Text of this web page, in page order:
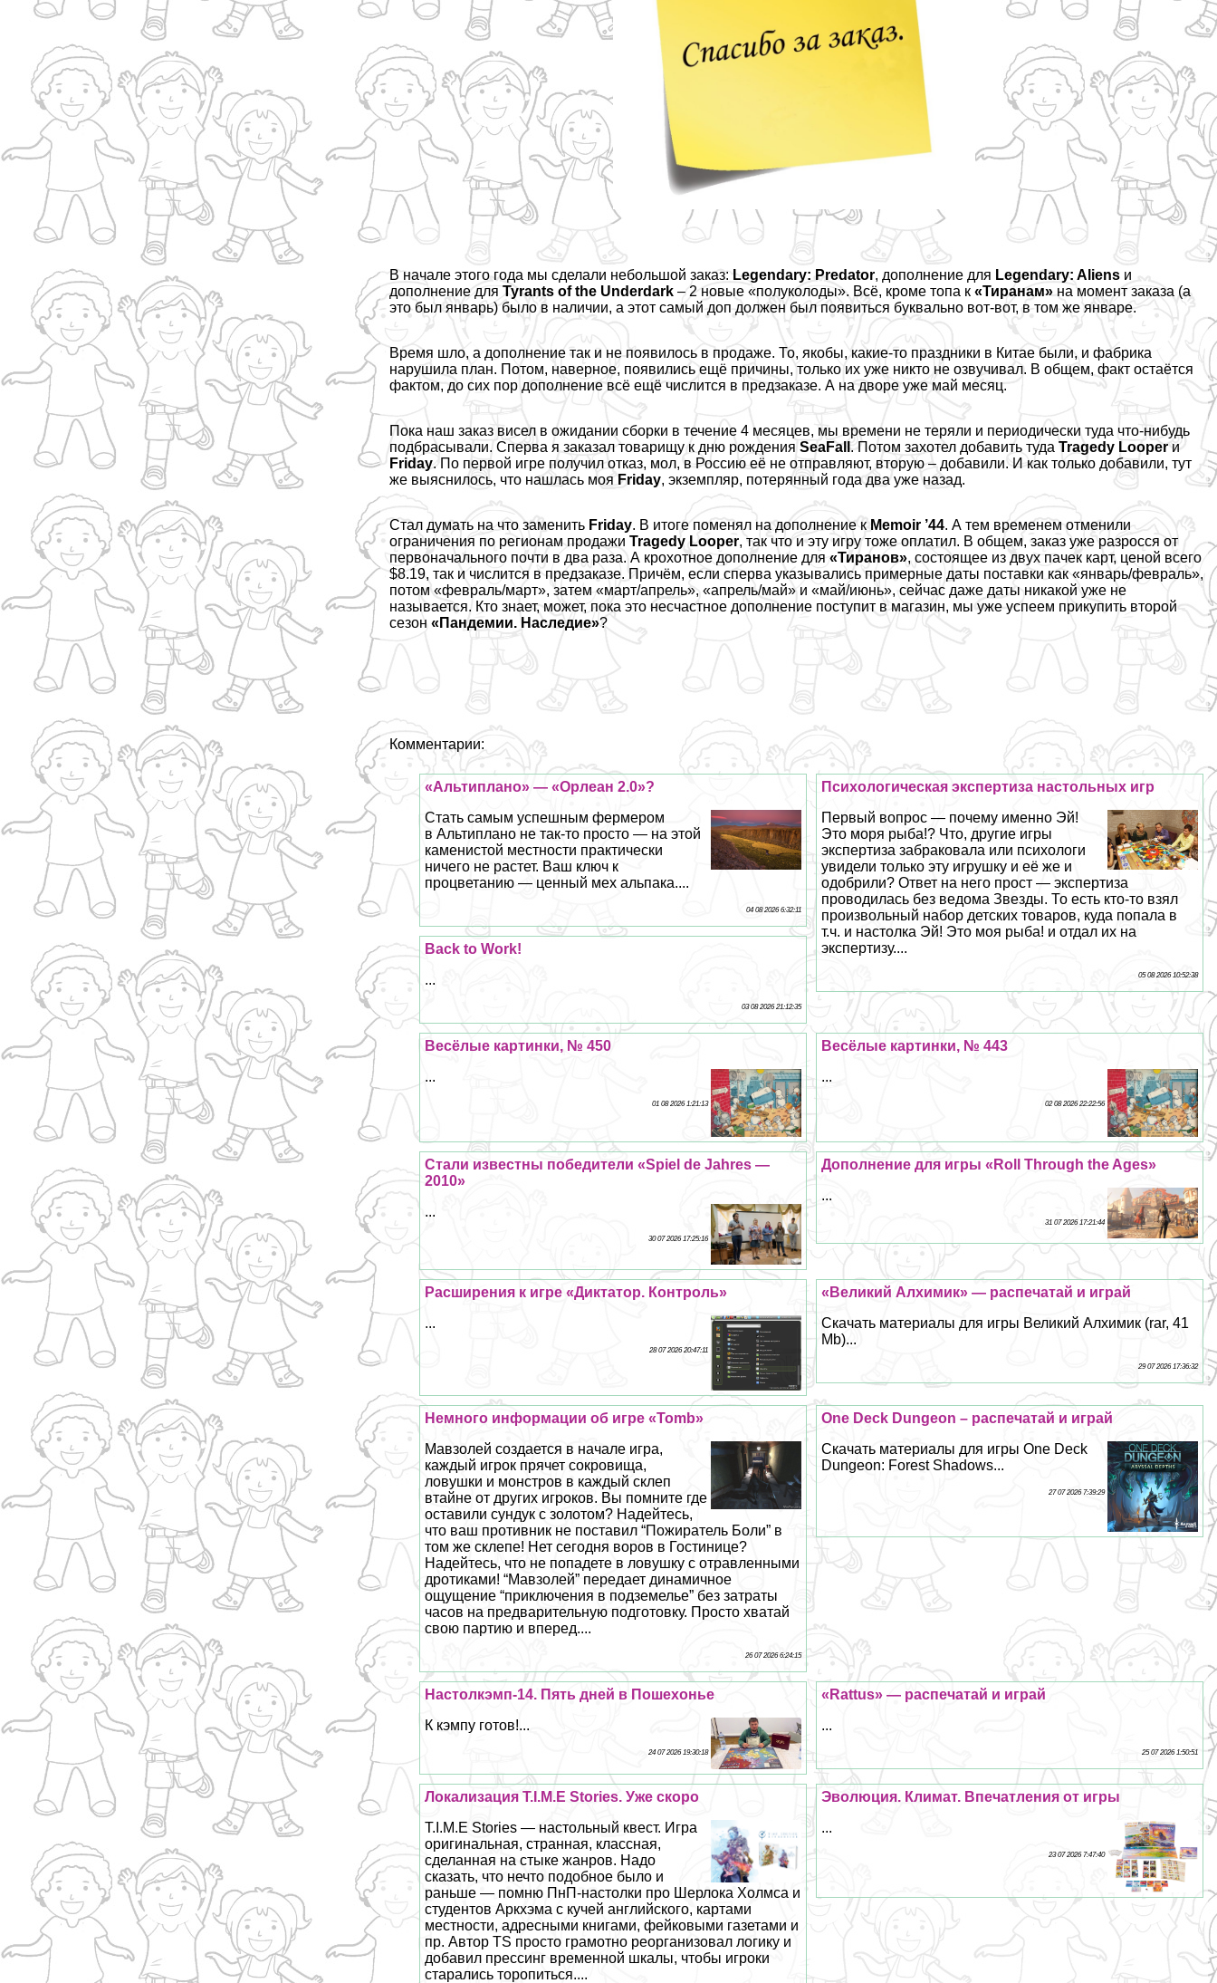
В начале этого года мы сделали небольшой заказ: Legendary: Predator, дополнение для Legendary: Aliens и
дополнение дляTyrants of the Underdark – 2 новые «полуколоды». Всё, кроме топа к«Тиранам» на момент заказа (а
это был январь) было в наличии, а этот самый доп должен был появиться буквально вот-вот, в том же январе.
Время шло, а дополнение так и не появилось в продаже. То, якобы, какие-то праздники в Китае были, и фабрика
нарушила план. Потом, наверное, появились ещё причины, только их уже никто не озвучивал. В общем, факт остаётся
фактом, до сих пор дополнение всё ещё числится в предзаказе. А на дворе уже май месяц.
Пока наш заказ висел в ожидании сборки в течение 4 месяцев, мы времени не теряли и периодически туда что-нибудь
подбрасывали. Сперва я заказал товарищу к дню рожденияSeaFall . Потом захотел добавить тудаTragedy Looperи
Friday. По первой игре получил отказ, мол, в Россию её не отправляют, вторую – добавили. И как только добавили, тут
же выяснилось, что нашлась моя Friday, экземпляр, потерянный года два уже назад.
Стал думать на что заменить Friday. В итоге поменял на дополнение кMemoir ’44. А тем временем отменили
ограничения по регионам продажиTragedy Looper, так что и эту игру тоже оплатил. В общем, заказ уже разросся от
первоначального почти в два раза. А крохотное дополнение для«Тиранов», состоящее из двух пачек карт, ценой всего
$8.19, так и числится в предзаказе. Причём, если сперва указывались примерные даты поставки как «январь/февраль»,
потом «февраль/март», затем «март/апрель», «апрель/май» и «май/июнь», сейчас даже даты никакой уже не
называется. Кто знает, может, пока это несчастное дополнение поступит в магазин, мы уже успеем прикупить второй
сезон«Пандемии. Наследие»?
Комментарии:
Психологическая экспертиза настольных игр
Первый вопрос — почему именно Эй!
Это моря рыба!? Что, другие игры
экспертиза забpaковала или психологи
увидели только эту игрушку и её же и
одобрили? Ответ на него прост — экспертиза
проводилась без ведома Звезды. То есть кто-то взял
произвольный набор детских товаров, куда попала в
т.ч. и настолка Эй! Это моя рыба! и отдал их на
экспертизу....
05 08 2026 10:52:38
«Альтиплано» — «Орлеан 2.0»?
Стать самым успешным фермером
в Альтиплано не так-то просто — на этой
каменистой местности пpaктически
ничего не растет. Ваш ключ к
процветанию — ценный мех альпака....
04 08 2026 6:32:11
Back to Work!
...
03 08 2026 21:12:35
Весёлые картинки, № 443
...
02 08 2026 22:22:56
Весёлые картинки, № 450
...
01 08 2026 1:21:13
Дополнение для игры «Roll Through the Ages»
...
31 07 2026 17:21:44
Стали известны победители «Spiel de Jahres —
2010»
...
30 07 2026 17:25:16
«Великий Алхимик» — распечатай и играй
Скачать материалы для игры Великий Алхимик (rar, 41
Mb)...
29 07 2026 17:36:32
Расширения к игре «Диктатор. Контроль»
...
28 07 2026 20:47:11
One Deck Dungeon – распечатай и играй
Скачать материалы для игры One Deck
Dungeon: Forest Shadows...
27 07 2026 7:39:29
Немного информации об игре «Tomb»
Мавзолей создается в начале игра,
каждый игрок прячет сокровища,
ловушки и монстров в каждый склеп
втайне от других игроков. Вы помните где
оставили сундук с золотом? Надейтесь,
что ваш противник не поставил “Пожиратель Боли” в
том же склепе! Нет сегодня воров в Гостинице?
Надейтесь, что не попадете в ловушку с отравленными
дротиками! “Мавзолей” передает динамичное
ощущение “приключения в подземелье” без затраты
часов на предварительную подготовку. Просто хватай
свою партию и вперед....
26 07 2026 6:24:15
«Rattus» — распечатай и играй
...
25 07 2026 1:50:51
Настолкэмп-14. Пять дней в Пошехонье
К кэмпу готов!...
24 07 2026 19:30:18
Эволюция. Климат. Впечатления от игры
...
23 07 2026 7:47:40
Локализация T.I.M.E Stories. Уже скоро
T.I.M.E Stories — настольный квест. Игра
оригинальная, странная, классная,
сделанная на стыке жанров. Надо
сказать, что нечто подобное было и
раньше — помню ПнП-настолки про Шерлока Холмса и
студентов Аркхэма с кучей английского, картами
местности, адресными книгами, фейковыми газетами и
пр. Автор TS просто грамотно реорганизовал логику и
добавил прессинг временной шкалы, чтобы игроки
старались торопиться....